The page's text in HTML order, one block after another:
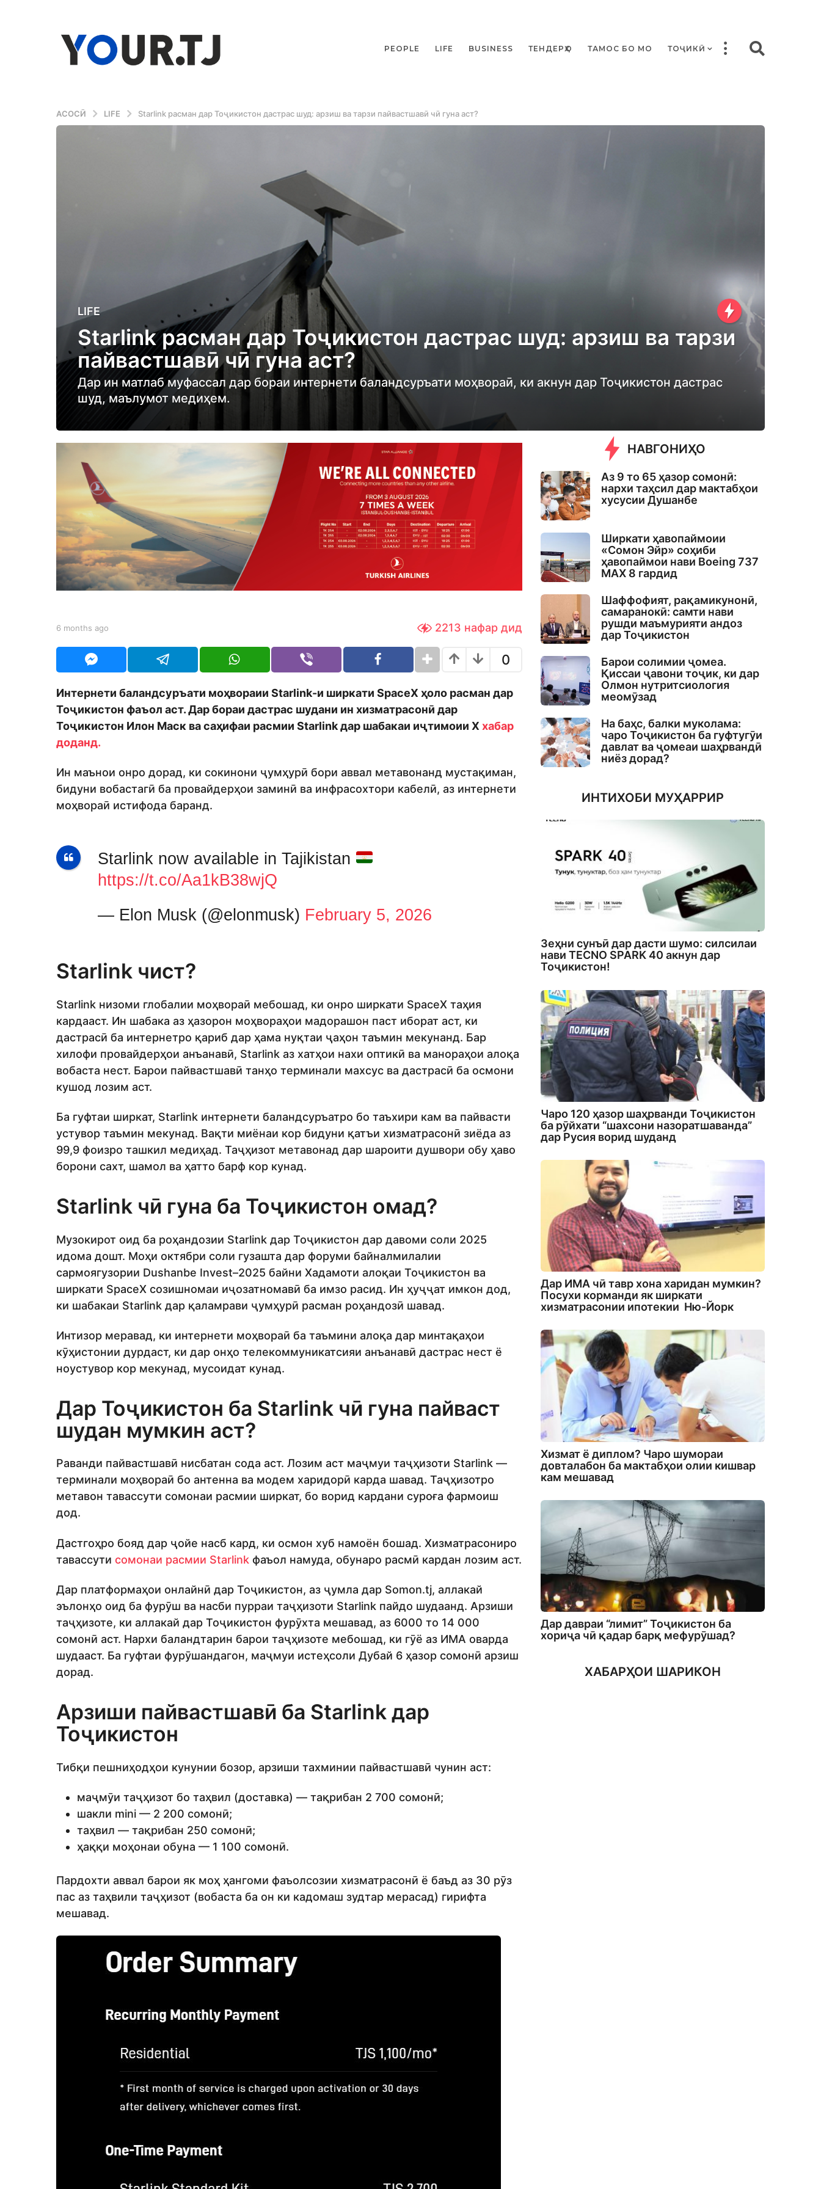
PEOPLE LIFE BUSINESS ТЕНДЕРҲО ТАМОС БО МО ТОҶИКӢ
АСОСӢ LIFE Starlink расман дар Тоҷикистон дастрас шуд: арзиш ва тарзи пайвастшавӣ чӣ гуна аст?
6
m
o
n
h
s
6
m
n
t
h
s
a
LIFE
Starlink расман дар Тоҷикистон дастрас шуд: арзиш ва тарзи
пайвастшавӣ чӣ гуна аст?
Дар ин матлаб муфассал дар бораи интернети баландсуръати моҳвораӣ, ки акнун дар Тоҷикистон дастрас
шуд, маълумот медиҳем.
b
S
o
m
o
n
6 months ago
t
s
a
o
2213 нафар дид
0
Интернети баландсуръати моҳвораии Starlink-и ширкати SpaceX ҳоло расман дар
Тоҷикистон фаъол аст. Дар бораи дастрас шудани ин хизматрасонӣ дар
Тоҷикистон Илон Маск ва саҳифаи расмии Starlink дар шабакаи иҷтимоии X хабар
доданд.
Ин маънои онро дорад, ки сокинони ҷумҳурӣ бори аввал метавонанд мустақиман,
бидуни вобастагӣ ба провайдерҳои заминӣ ва инфрасохтори кабелӣ, аз интернети
моҳвораӣ истифода баранд.
Starlink now available in Tajikistan
https://t.co/Aa1kB38wjQ
— Elon Musk (@elonmusk) February 5, 2026
Starlink чист?
Starlink низоми глобалии моҳвораӣ мебошад, ки онро ширкати SpaceX таҳия
кардааст. Ин шабака аз ҳазорон моҳвораҳои мадорашон паст иборат аст, ки
дастрасӣ ба интернетро қариб дар ҳама нуқтаи ҷаҳон таъмин мекунанд. Бар
хилофи провайдерҳои анъанавӣ, Starlink аз хатҳои нахи оптикӣ ва манораҳои алоқа
вобаста нест. Барои пайвастшавӣ танҳо терминали махсус ва дастрасӣ ба осмони
кушод лозим аст.
Ба гуфтаи ширкат, Starlink интернети баландсуръатро бо таъхири кам ва пайвасти
устувор таъмин мекунад. Вақти миёнаи кор бидуни қатъи хизматрасонӣ зиёда аз
99,9 фоизро ташкил медиҳад. Таҷҳизот метавонад дар шароити душвори обу ҳаво
борони сахт, шамол ва ҳатто барф кор кунад.
Starlink чӣ гуна ба Тоҷикистон омад?
Музокирот оид ба роҳандозии Starlink дар Тоҷикистон дар давоми соли 2025
идома дошт. Моҳи октябри соли гузашта дар форуми байналмилалии
сармоягузории Dushanbe Invest–2025 байни Хадамоти алоқаи Тоҷикистон ва
ширкати SpaceX созишномаи иҷозатномавӣ ба имзо расид. Ин ҳуҷҷат имкон дод,
ки шабакаи Starlink дар қаламрави ҷумҳурӣ расман роҳандозӣ шавад.
Интизор меравад, ки интернети моҳвораӣ ба таъмини алоқа дар минтақаҳои
кӯҳистонии дурдаст, ки дар онҳо телекоммуникатсияи анъанавӣ дастрас нест ё
ноустувор кор мекунад, мусоидат кунад.
Дар Тоҷикистон ба Starlink чӣ гуна пайваст
шудан мумкин аст?
Раванди пайвастшавӣ нисбатан сода аст. Лозим аст маҷмуи таҷҳизоти Starlink —
терминали моҳвораӣ бо антенна ва модем харидорӣ карда шавад. Таҷҳизотро
метавон тавассути сомонаи расмии ширкат, бо ворид кардани суроға фармоиш
дод.
Дастгоҳро бояд дар ҷойе насб кард, ки осмон хуб намоён бошад. Хизматрасониро
тавассути сомонаи расмии Starlink фаъол намуда, обунаро расмӣ кардан лозим аст.
Дар платформаҳои онлайнӣ дар Тоҷикистон, аз ҷумла дар Somon.tj, аллакай
эълонҳо оид ба фурӯш ва насби пурраи таҷҳизоти Starlink пайдо шудаанд. Арзиши
таҷҳизоте, ки аллакай дар Тоҷикистон фурӯхта мешавад, аз 6000 то 14 000
сомонӣ аст. Нархи баландтарин барои таҷҳизоте мебошад, ки гӯё аз ИМА оварда
шудааст. Ба гуфтаи фурӯшандагон, маҷмуи истеҳсоли Дубай 6 ҳазор сомонӣ арзиш
дорад.
Арзиши пайвастшавӣ ба Starlink дар
Тоҷикистон
Тибқи пешниҳодҳои кунунии бозор, арзиши тахминии пайвастшавӣ чунин аст:
маҷмӯи таҷҳизот бо таҳвил (доставка) — тақрибан 2 700 сомонӣ;
шакли mini — 2 200 сомонӣ;
таҳвил — тақрибан 250 сомонӣ;
ҳаққи моҳонаи обуна — 1 100 сомонӣ.
Пардохти аввал барои як моҳ ҳангоми фаъолсозии хизматрасонӣ ё баъд аз 30 рӯз
пас аз таҳвили таҷҳизот (вобаста ба он ки кадомаш зудтар мерасад) гирифта
мешавад.
НАВГОНИҲО
Аз 9 то 65 ҳазор сомонӣ:
нархи таҳсил дар мактабҳои
хусусии Душанбе
Ширкати ҳавопаймоии
«Сомон Эйр» соҳиби
ҳавопаймои нави Boeing 737
MAX 8 гардид
Шаффофият, рақамикунонӣ,
самаранокӣ: самти нави
рушди маъмурияти андоз
дар Тоҷикистон
Барои солимии ҷомеа.
Қиссаи ҷавони тоҷик, ки дар
Олмон нутритсиология
меомӯзад
На баҳс, балки муколама:
чаро Тоҷикистон ба гуфтугӯи
давлат ва ҷомеаи шаҳрвандӣ
ниёз дорад?
ИНТИХОБИ МУҲАРРИР
Зеҳни сунъӣ дар дасти шумо: силсилаи
нави TECNO SPARK 40 акнун дар
Тоҷикистон!
Чаро 120 ҳазор шаҳрванди Тоҷикистон
ба рӯйхати “шахсони назоратшаванда”
дар Русия ворид шуданд
Дар ИМА чӣ тавр хона харидан мумкин?
Посухи корманди як ширкати
хизматрасонии ипотекии Ню-Йорк
Хизмат ё диплом? Чаро шумораи
довталабон ба мактабҳои олии кишвар
кам мешавад
Дар давраи “лимит” Тоҷикистон ба
хориҷа чӣ қадар барқ мефурӯшад?
ХАБАРҲОИ ШАРИКОН